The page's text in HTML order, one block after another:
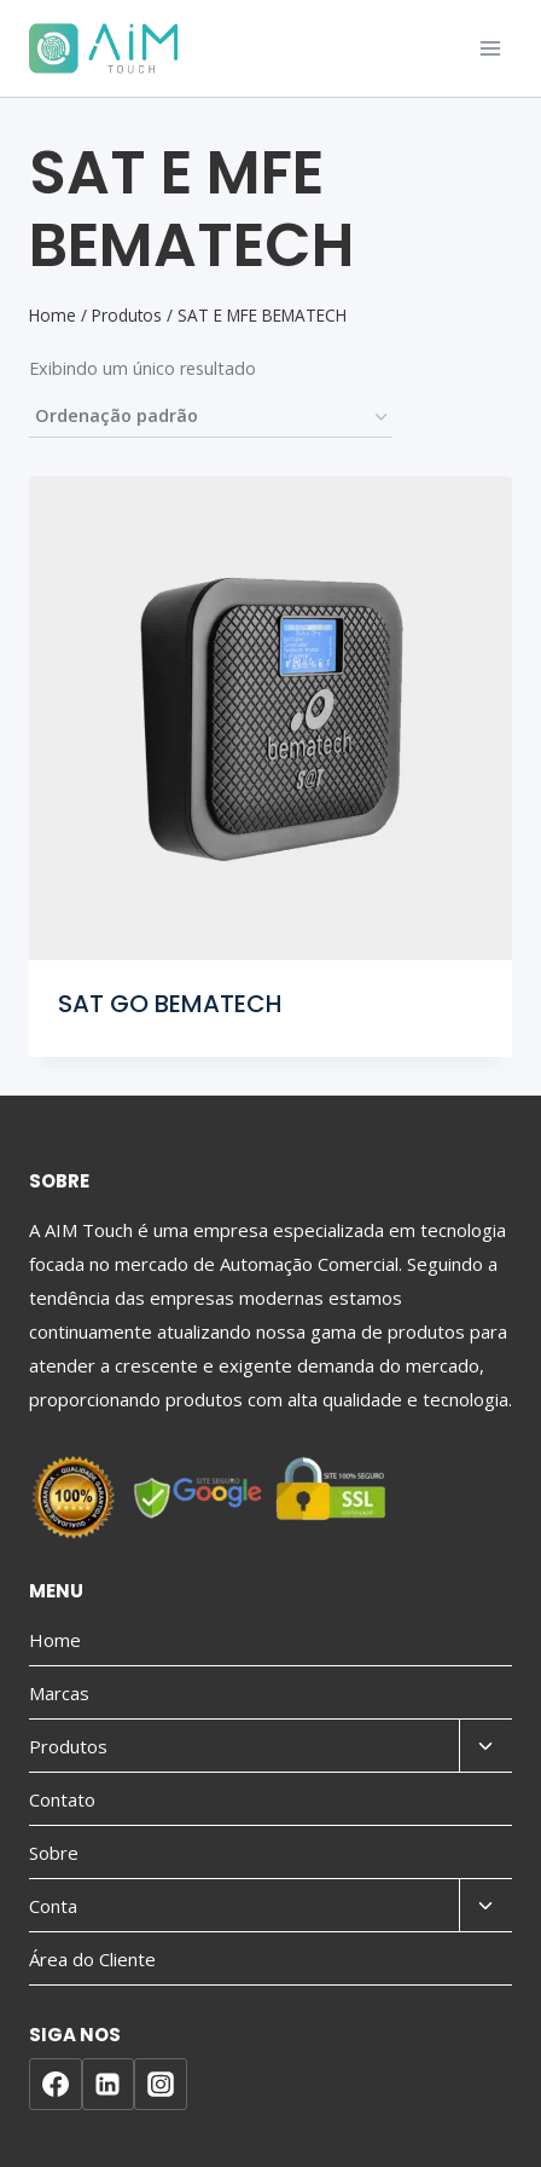
SAT E MFE
BEMATECH
Home / Produtos / SAT E MFE BEMATECH
Exibindo um único resultado
SAT GO BEMATECH
SOBRE
A AIM Touch é uma empresa especializada em tecnologia
focada no mercado de Automação Comercial. Seguindo a
tendência das empresas modernas estamos
continuamente atualizando nossa gama de produtos para
atender a crescente e exigente demanda do mercado,
proporcionando produtos com alta qualidade e tecnologia.
MENU
Home
Marcas
Produtos
Contato
Sobre
Conta
Área do Cliente
SIGA NOS